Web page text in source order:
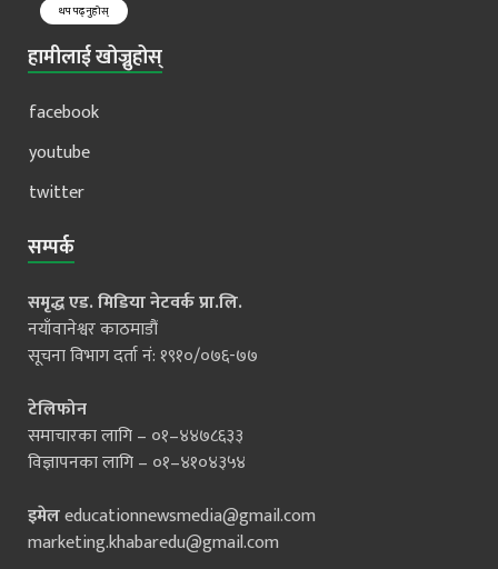
थप पढ्नुहोस्
हामीलाई खोज्नुहोस्
facebook
youtube
twitter
सम्पर्क
समृद्ध एड. मिडिया नेटवर्क प्रा.लि.
नयाँवानेश्वर काठमाडौं
सूचना विभाग दर्ता नं: १९१०/०७६-७७
टेलिफोन
समाचारका लागि – ०१–४४७८६३३
विज्ञापनका लागि – ०१–४१०४३५४
इमेलeducationnewsmedia@gmail.com
marketing.khabaredu@gmail.com